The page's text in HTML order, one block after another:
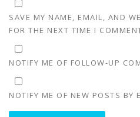
SAVE MY NAME, EMAIL, AND
FOR THE NEXT TIME I
NOTIFY ME OF FOLLOW-UP
NOTIFY ME OF NEW POSTS BY